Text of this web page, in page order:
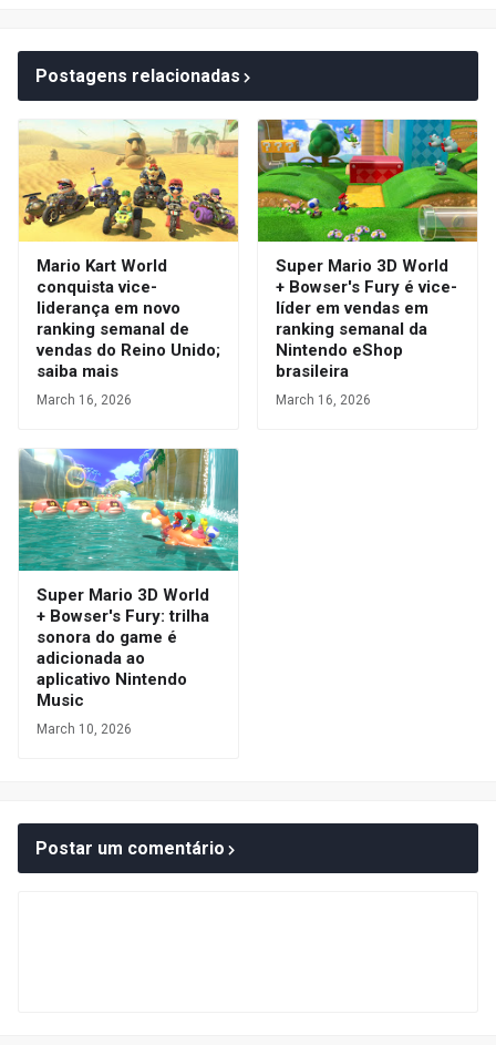
Postagens relacionadas
Mario Kart World
conquista vice-
liderança em novo
ranking semanal de
vendas do Reino Unido;
saiba mais
March 16, 2026
Super Mario 3D World
+ Bowser's Fury é vice-
líder em vendas em
ranking semanal da
Nintendo eShop
brasileira
March 16, 2026
Super Mario 3D World
+ Bowser's Fury: trilha
sonora do game é
adicionada ao
aplicativo Nintendo
Music
March 10, 2026
Postar um comentário